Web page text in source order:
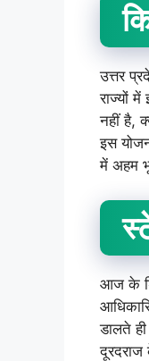
उत्तर
राज्यों
नहीं है,
इस
में अहम
आज के
डालते